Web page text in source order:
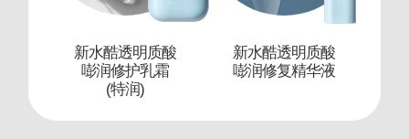
新水酷透明质酸
嘭润修护乳霜
(特润)
新水酷透明质酸
嘭润修复精华液